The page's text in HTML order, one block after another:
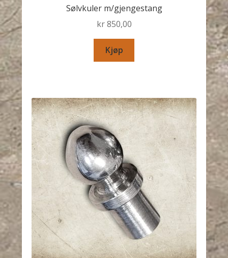
Sølvkuler m/gjengestang
kr850,00
Kjøp